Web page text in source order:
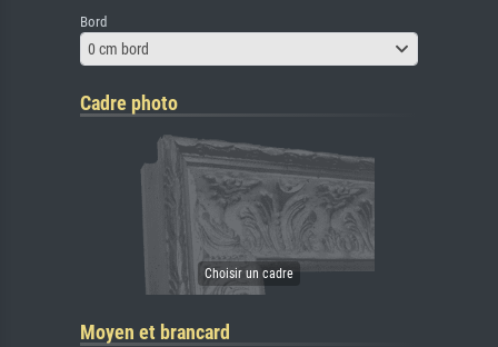
Bord
0 cm bord
Cadre photo
Moyen et brancard